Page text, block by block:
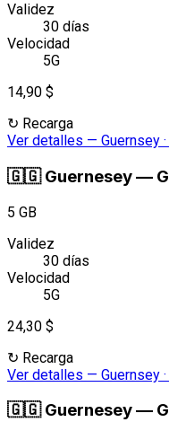
Validez
30 días
Velocidad
5G
14,90 $
↻ Recarga
Ver detalles — Guernsey
🇬🇬 Guernesey—
5 GB
Validez
30 días
Velocidad
5G
24,30 $
↻ Recarga
Ver detalles — Guernsey
🇬🇬 Guernesey—